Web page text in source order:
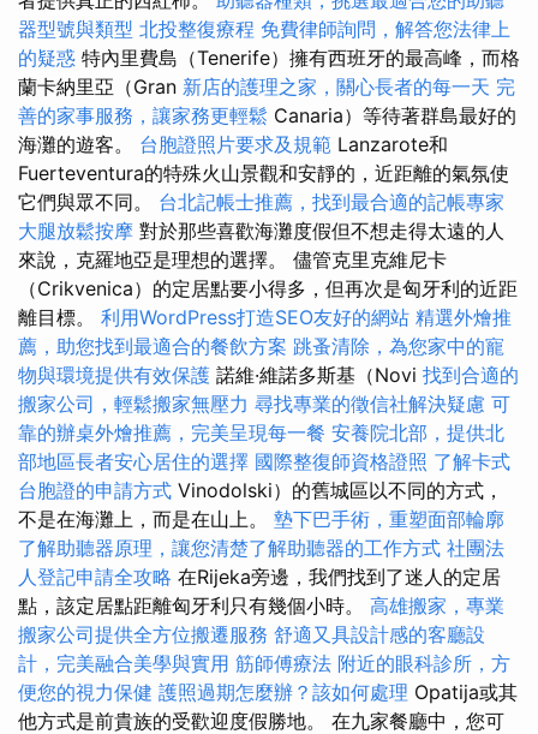
器型號與類型 北投整復療程 免費律師詢問，解答您法律上
的疑惑 特內里費島（Tenerife）擁有西班牙的最高峰，而格
蘭卡納里亞（Gran 新店的護理之家，關心長者的每一天 完
善的家事服務，讓家務更輕鬆 Canaria）等待著群島最好的
海灘的遊客。 台胞證照片要求及規範 Lanzarote和
Fuerteventura的特殊火山景觀和安靜的，近距離的氣氛使
它們與眾不同。 台北記帳士推薦，找到最合適的記帳專家
大腿放鬆按摩 對於那些喜歡海灘度假但不想走得太遠的人
來說，克羅地亞是理想的選擇。 儘管克里克維尼卡
（Crikvenica）的定居點要小得多，但再次是匈牙利的近距
離目標。 利用WordPress打造SEO友好的網站 精選外燴推
薦，助您找到最適合的餐飲方案 跳蚤清除，為您家中的寵
物與環境提供有效保護 諾維·維諾多斯基（Novi 找到合適的
搬家公司，輕鬆搬家無壓力 尋找專業的徵信社解決疑慮 可
靠的辦桌外燴推薦，完美呈現每一餐 安養院北部，提供北
部地區長者安心居住的選擇 國際整復師資格證照 了解卡式
台胞證的申請方式 Vinodolski）的舊城區以不同的方式，
不是在海灘上，而是在山上。 墊下巴手術，重塑面部輪廓
了解助聽器原理，讓您清楚了解助聽器的工作方式 社團法
人登記申請全攻略 在Rijeka旁邊，我們找到了迷人的定居
點，該定居點距離匈牙利只有幾個小時。 高雄搬家，專業
搬家公司提供全方位搬遷服務 舒適又具設計感的客廳設
計，完美融合美學與實用 筋師傅療法 附近的眼科診所，方
便您的視力保健 護照過期怎麼辦？該如何處理 Opatija或其
他方式是前貴族的受歡迎度假勝地。 在九家餐廳中，您可